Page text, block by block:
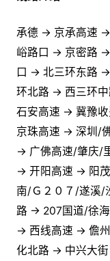
承德 → 京承高速
峪路口 → 京密路
口 → 北三环东路
环北路 → 西三环
石安高速 → 冀豫
京珠高速 → 深圳/
→ 广佛高速/肇庆/
→ 开阳高速 → 阳
南/Ｇ２０７/遂溪
路 → 207国道/徐
→ 西线高速 → 儋
化北路 → 中兴大